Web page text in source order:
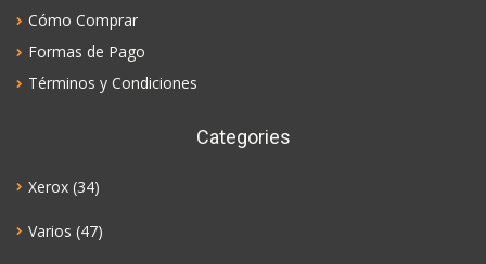
Cómo Comprar
Formas de Pago
Términos y Condiciones
Categories
Xerox (34)
Varios (47)